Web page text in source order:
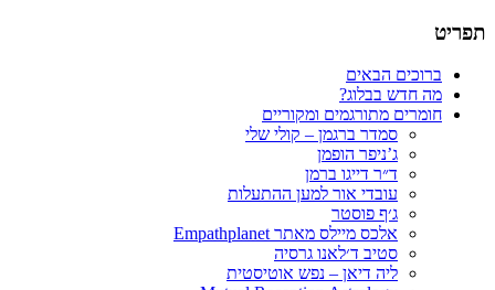
הבלוג של סמדר ברגמן
תפריט
דילוג
לתוכן
ברוכים הבאים
מה חדש בבלוג?
חומרים מתורגמים ומקוריים
סמדר ברגמן – קולי שלי
ג’ניפר הופמן
ד״ר דייגו ברמן
עובדי אור למען ההתעלות
ג׳ף פוסטר
אלכס מיילס מאתר Empathplanet
סטיב ד׳לאנו גרסיה
ליה דיאן – נפש אוטיסטית